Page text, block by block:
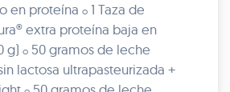
en proteína o 1 Taza de
extra proteína baja en
g) o 50 gramos de leche
lactosa ultrapasteurizada +